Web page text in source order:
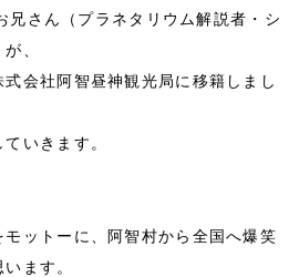
さん（プラネタリウム解説者・シ
、
式会社阿智昼神観光局に移籍しまし
いきます。
モットーに、阿智村から全国へ爆笑
ます。